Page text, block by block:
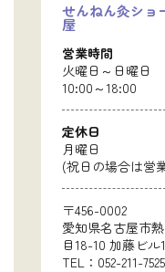
せんねん灸ショ
屋
営業時間
火曜日～日曜日
10:00～18:00
定休日
月曜日
(祝日の場合は営
〒456-0002
愛知県名古屋市
目18-10 加藤ビル
TEL：052-211-7525